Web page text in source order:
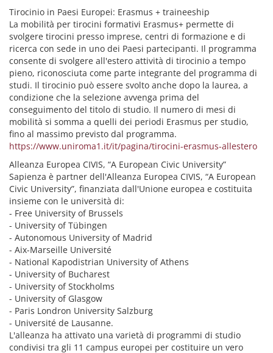
Tirocinio in Paesi Europei: Erasmus + traineeship
La mobilità per tirocini formativi Erasmus+ permette di
svolgere tirocini presso imprese, centri di formazione e di
ricerca con sede in uno dei Paesi partecipanti. Il programma
consente di svolgere all'estero attività di tirocinio a tempo
pieno, riconosciuta come parte integrante del programma di
studi. Il tirocinio può essere svolto anche dopo la laurea, a
condizione che la selezione avvenga prima del
conseguimento del titolo di studio. Il numero di mesi di
mobilità si somma a quelli dei periodi Erasmus per studio,
fino al massimo previsto dal programma.
https://www.uniroma1.it/it/pagina/tirocini-erasmus-allestero
Alleanza Europea CIVIS, “A European Civic University”
Sapienza è partner dell'Alleanza Europea CIVIS, “A European
Civic University”, finanziata dall'Unione europea e costituita
insieme con le università di:
- Free University of Brussels
- University of Tübingen
- Autonomous University of Madrid
- Aix-Marseille Université
- National Kapodistrian University of Athens
- University of Bucharest
- University of Stockholms
- University of Glasgow
- Paris Londron University Salzburg
- Université de Lausanne.
L'alleanza ha attivato una varietà di programmi di studio
condivisi tra gli 11 campus europei per costituire un vero